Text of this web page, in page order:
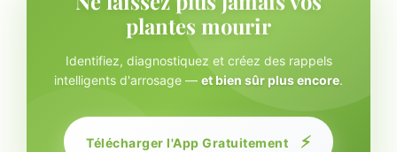
plantes mourir
Identifiez, diagnostiquez et créez des rappels
intelligents d'arrosage — et bien sûr plus encore.
Télécharger l'App Gratuitement ⚡